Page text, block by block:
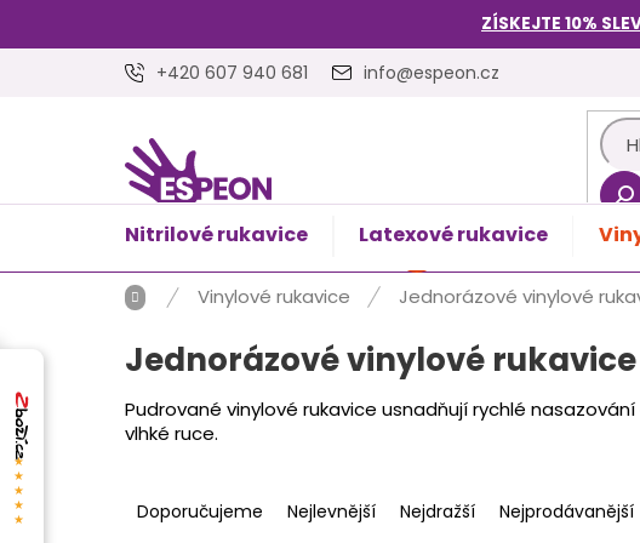
ZÍSKEJTE 10%
+420 607 940 681 info@espeon.cz
NÁKUPNÍ
KOŠÍK
Prázdný košík
Nitrilové rukavice Latexové rukavice
DomůVinylové rukavice Jednorázové vinylové
Jednorázové vinylové
Pudrované vinylové rukavice usnadňují rychlé
vlhké ruce.
aDoporučujeme Nejlevnější Nejdražší Nejprodávanější
★★★★★